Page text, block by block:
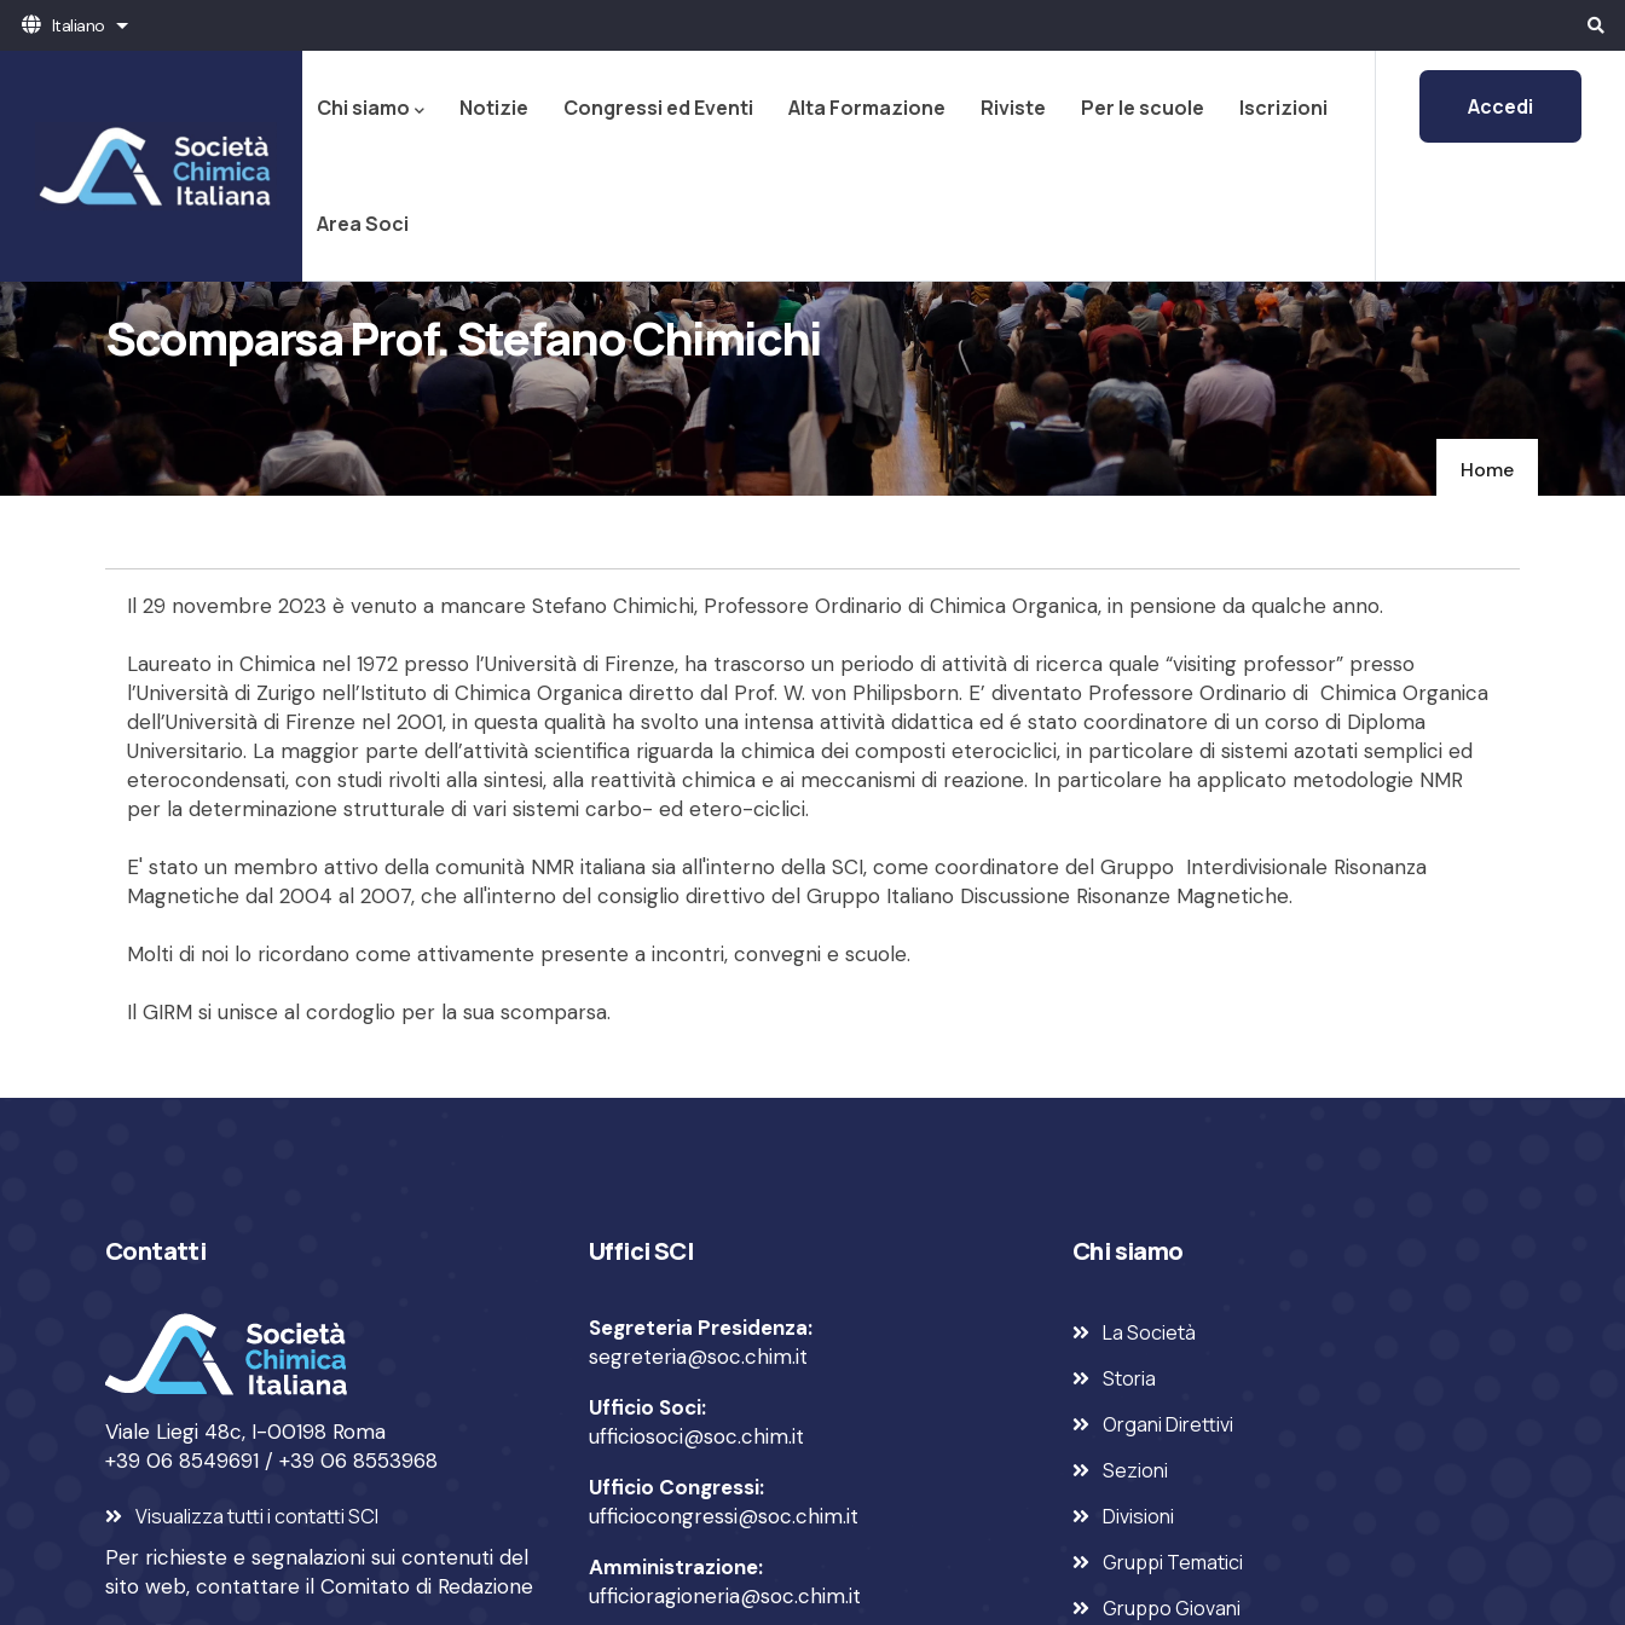
Salta Italiano Mostra ulteriori azioni
principale
Chi siamo Notizie Congressi ed Eventi Alta Formazione Riviste Per le scuole Iscrizioni
Area Soci
Accedi
Scomparsa Prof. Stefano Chimichi
Home
Il 29 novembre 2023 è venuto a mancare Stefano Chimichi, Professore Ordinario di Chimica Organica, in pensione da qualche anno.
Laureato in Chimica nel 1972 presso l’Università di Firenze, ha trascorso un periodo di attività di ricerca quale “visiting professor” presso
l’Università di Zurigo nell’Istituto di Chimica Organica diretto dal Prof. W. von Philipsborn. E’ diventato Professore Ordinario di Chimica Organica
dell’Università di Firenze nel 2001, in questa qualità ha svolto una intensa attività didattica ed é stato coordinatore di un corso di Diploma
Universitario. La maggior parte dell’attività scientifica riguarda la chimica dei composti eterociclici, in particolare di sistemi azotati semplici ed
eterocondensati, con studi rivolti alla sintesi, alla reattività chimica e ai meccanismi di reazione. In particolare ha applicato metodologie NMR
per la determinazione strutturale di vari sistemi carbo- ed etero-ciclici.
E' stato un membro attivo della comunità NMR italiana sia all'interno della SCI, come coordinatore del Gruppo Interdivisionale Risonanza
Magnetiche dal 2004 al 2007, che all'interno del consiglio direttivo del Gruppo Italiano Discussione Risonanze Magnetiche.
Molti di noi lo ricordano come attivamente presente a incontri, convegni e scuole.
Il GIRM si unisce al cordoglio per la sua scomparsa.
Contatti
Viale Liegi 48c, I-00198 Roma
+39 06 8549691 / +39 06 8553968
Visualizza tutti i contatti SCI
Per richieste e segnalazioni sui contenuti del
sito web, contattare il Comitato di Redazione
Uffici SCI
Segreteria Presidenza:
segreteria@soc.chim.it
Ufficio Soci:
ufficiosoci@soc.chim.it
Ufficio Congressi:
ufficiocongressi@soc.chim.it
Amministrazione:
ufficioragioneria@soc.chim.it
Chi siamo
La Società
Storia
Organi Direttivi
Sezioni
Divisioni
Gruppi Tematici
Gruppo Giovani